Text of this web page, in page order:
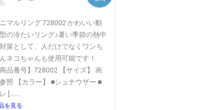
マルリング 728002 かわいい動
の冷たいリング♪暑い季節の熱中
策として、人だけでなくワンち
ネコちゃんも使用可能です！
商品番号】728002 【サイズ】 画
照 【カラー】 ■シュナウザー ■
[…...
を見る